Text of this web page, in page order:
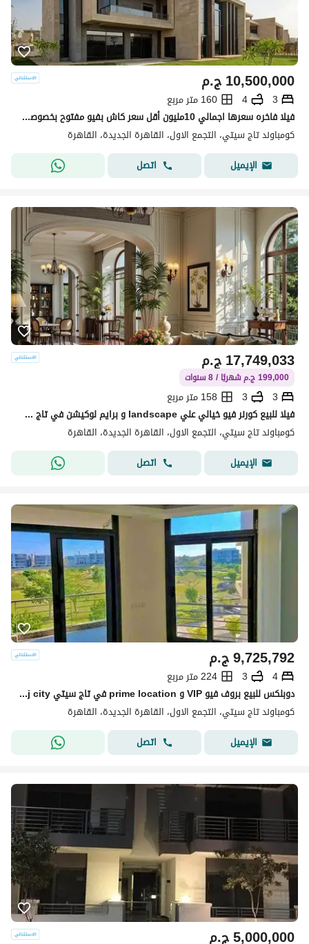
ج.م10,500,000
3
4
160 متر مربع
فيلا فاخره سعرها اجمالي 10مليون أقل سعر كاش بفيو مفتوح بخصوصيه كامله للبيع في تاج سيتي Taj city القاهره الجديده التجمع الخامس
كومباوند تاج سيتي، التجمع الاول، القاهرة الجديدة، القاهرة
الإيميل
اتصل
ج.م17,749,033
199,000 ج.م شهريًا / 8 سنوات
3
3
158 متر مربع
فيلا للبيع كورنر فيو خيالي علي landscape و برايم لوكيشن في تاج سيتي taj city بالتقسيط
كومباوند تاج سيتي، التجمع الاول، القاهرة الجديدة، القاهرة
الإيميل
اتصل
ج.م9,725,792
4
3
224 متر مربع
دوبلكس للبيع بروف فيو VIP و prime location في تاج سيتي taj city في التجمع
كومباوند تاج سيتي، التجمع الاول، القاهرة الجديدة، القاهرة
الإيميل
اتصل
ج.م5,000,000